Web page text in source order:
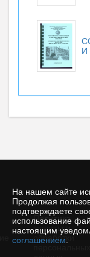
На нашем сайте
Продолжая
подтверждаете
использование
настоящим
соглашением
И
Политика
защиты и
обработки